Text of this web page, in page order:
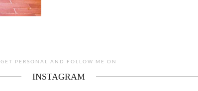
GET PERSONAL AND FOLLOW ME ON
INSTAGRAM